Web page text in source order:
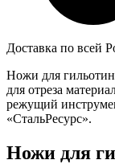
Доставка по всей
Ножи для
для отреза
режущий
«СтальРесурс».
Ножи для